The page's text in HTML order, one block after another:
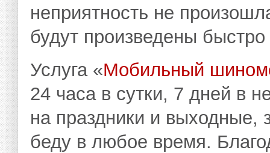
неприятность не
будут произведены быстро
Услуга «Мобильный
24 часа в сутки, 7 дней в
на праздники и выходные,
беду в любое время.